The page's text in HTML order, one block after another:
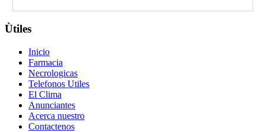
Ùtiles
Inicio
Farmacia
Necrologicas
Telefonos Utiles
El Clima
Anunciantes
Acerca nuestro
Contactenos